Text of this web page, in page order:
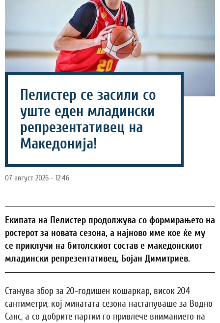
Пелистер се засили со
уште еден младински
репрезентативец на
Македонија!
07 август 2026 - 12:46
Екипата на Пелистер продолжува со формирањето на
ростерот за новата сезона, а најново име кое ќе му
се приклучи на битолскиот состав е македонскиот
младински репрезентативец, Бојан Димитриев.
Станува збор за 20-годишен кошаркар, висок 204
сантиметри, кој минатата сезона настапуваше за Водно
Санс, а со добрите партии го привлече вниманието на